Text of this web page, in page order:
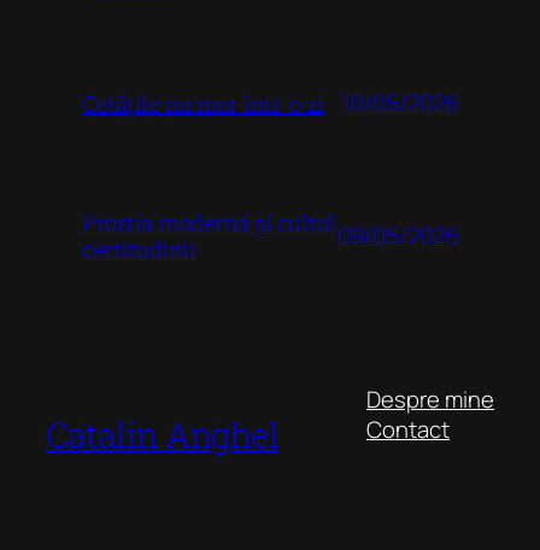
Cetățile nu mor într-o zi 10/05/2026
Prostia modernă și cultul
certitudinii
09/05/2026
Catalin Anghel
Despre mine
Contact